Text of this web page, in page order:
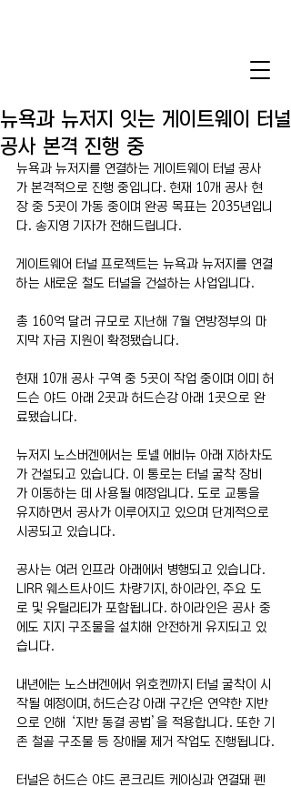
뉴욕과 뉴저지 잇는 게이트웨이 터널
공사 본격 진행 중
뉴욕과 뉴저지를 연결하는 게이트웨이 터널 공사
가 본격적으로 진행 중입니다. 현재 10개 공사 현
장 중 5곳이 가동 중이며 완공 목표는 2035년입니
다. 송지영 기자가 전해드립니다.
게이트웨어 터널 프로젝트는 뉴욕과 뉴저지를 연결
하는 새로운 철도 터널을 건설하는 사업입니다.
총 160억 달러 규모로 지난해 7월 연방정부의 마
지막 자금 지원이 확정됐습니다.
현재 10개 공사 구역 중 5곳이 작업 중이며 이미 허
드슨 야드 아래 2곳과 허드슨강 아래 1곳으로 완
료됐습니다.
뉴저지 노스버겐에서는 토넬 에비뉴 아래 지하차도
가 건설되고 있습니다. 이 통로는 터널 굴착 장비
가 이동하는 데 사용될 예정입니다. 도로 교통을
유지하면서 공사가 이루어지고 있으며 단계적으로
시공되고 있습니다.
공사는 여러 인프라 아래에서 병행되고 있습니다.
LIRR 웨스트사이드 차량기지, 하이라인, 주요 도
로 및 유틸리티가 포함됩니다. 하이라인은 공사 중
에도 지지 구조물을 설치해 안전하게 유지되고 있
습니다.
내년에는 노스버겐에서 위호켄까지 터널 굴착이 시
작될 예정이며, 허드슨강 아래 구간은 연약한 지반
으로 인해 ‘지반 동결 공법’을 적용합니다. 또한 기
존 철골 구조물 등 장애물 제거 작업도 진행됩니다.
터널은 허드슨 야드 콘크리트 케이싱과 연결돼 펜